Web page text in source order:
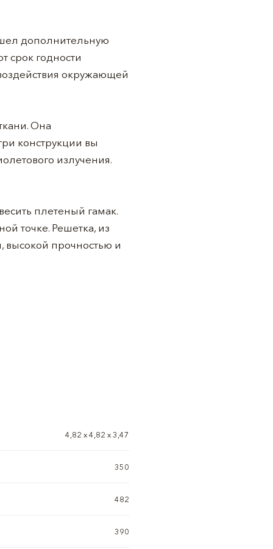
дополнительную
срок годности
окружающей
Она
конструкции вы
излучения.
плетеный гамак.
точке. Решетка, из
высокой прочностью и
4,82 х 4,82 х 3,47
350
482
390